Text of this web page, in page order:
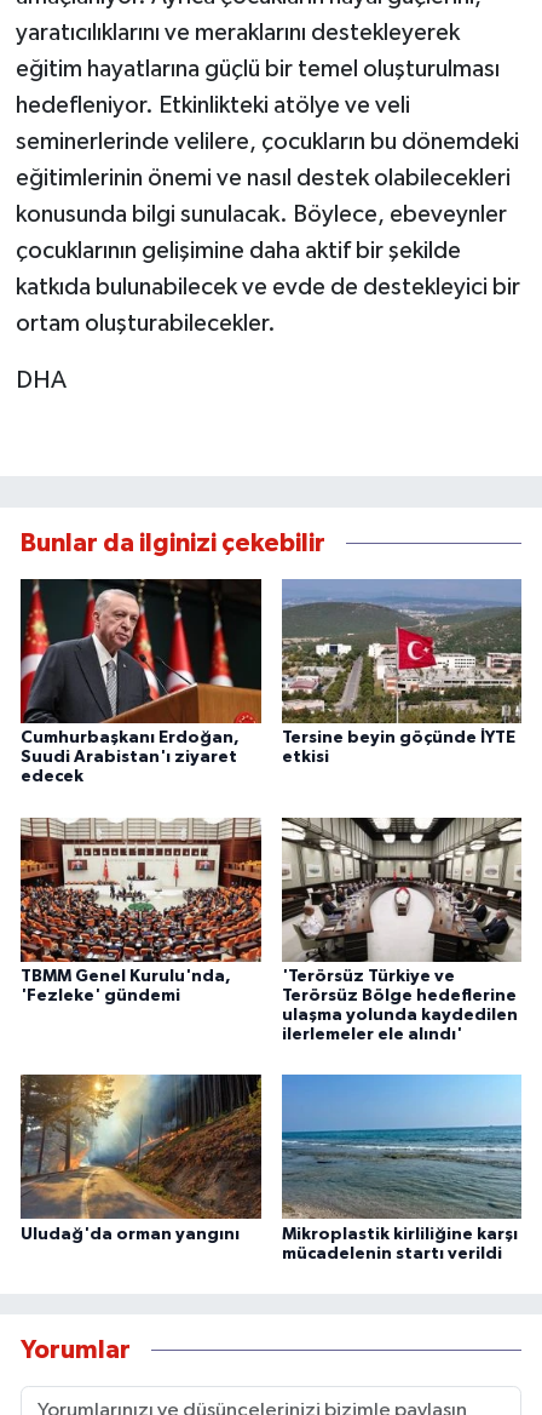
yaratıcılıklarını ve meraklarını destekleyerek
eğitim hayatlarına güçlü bir temel oluşturulması
hedefleniyor. Etkinlikteki atölye ve veli
seminerlerinde velilere, çocukların bu dönemdeki
eğitimlerinin önemi ve nasıl destek olabilecekleri
konusunda bilgi sunulacak. Böylece, ebeveynler
çocuklarının gelişimine daha aktif bir şekilde
katkıda bulunabilecek ve evde de destekleyici bir
ortam oluşturabilecekler.
DHA
Bunlar da ilginizi çekebilir
Cumhurbaşkanı Erdoğan,
Suudi Arabistan'ı ziyaret
edecek
Tersine beyin göçünde İYTE
etkisi
TBMM Genel Kurulu'nda,
'Fezleke' gündemi
'Terörsüz Türkiye ve
Terörsüz Bölge hedeflerine
ulaşma yolunda kaydedilen
ilerlemeler ele alındı'
Uludağ'da orman yangını
Mikroplastik kirliliğine karşı
mücadelenin startı verildi
Yorumlar